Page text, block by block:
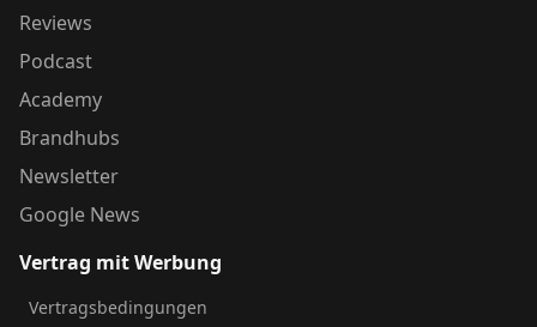
Reviews
Podcast
Academy
Brandhubs
Newsletter
Google News
Vertrag mit Werbung
Vertragsbedingungen